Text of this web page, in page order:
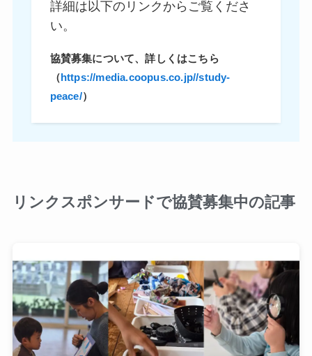
詳細は以下のリンクからご覧くださ
い。
協賛募集について、詳しくはこちら
（https://media.coopus.co.jp//study-
peace/）
リンクスポンサードで協賛募集中の記事